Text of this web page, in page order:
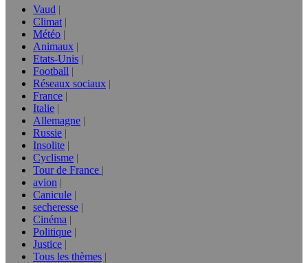
Vaud
Climat
Météo
Animaux
Etats-Unis
Football
Réseaux sociaux
France
Italie
Allemagne
Russie
Insolite
Cyclisme
Tour de France
avion
Canicule
secheresse
Cinéma
Politique
Justice
Tous les thèmes